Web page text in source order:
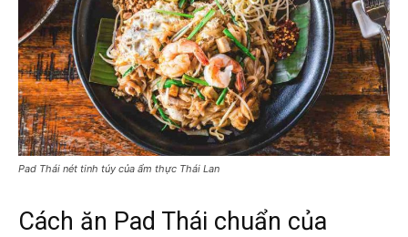
Pad Thái nét tinh túy của ẩm thực Thái Lan
Cách ăn Pad Thái chuẩn của